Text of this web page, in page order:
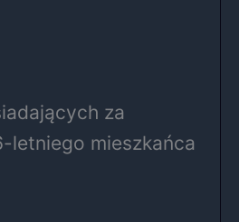
za
letniego mieszkańca